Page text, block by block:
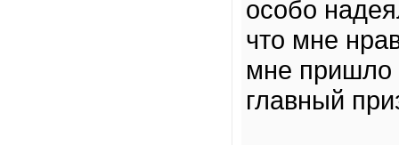
особо
что мне
мне пришло
главный